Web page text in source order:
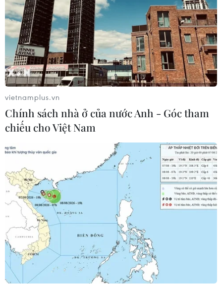
năm không đơn giản chỉ để ước nguyện mà còn là
khoảnh khắc để con người hòa mình chốn tâm linh, cầu
bình an, sức khỏe cho bản thân và gia đình.
Gặp mặt thân mật các chuyên gia Việt
Nam làm việc cho Liên hợp quốc
09/02/2024 07:56
Hiện có khoảng 20 người Việt Nam đang làm việc cho
các cơ quan của Liên hợp quốc như Quỹ Nhi đồng Liên
vietnamplus.vn
Chính sách nhà ở của nước Anh - Góc tham
chiếu cho Việt Nam